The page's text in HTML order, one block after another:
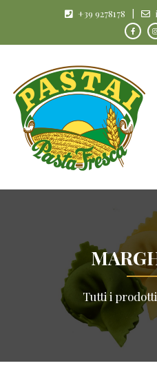
+39 9278178
Tutti i